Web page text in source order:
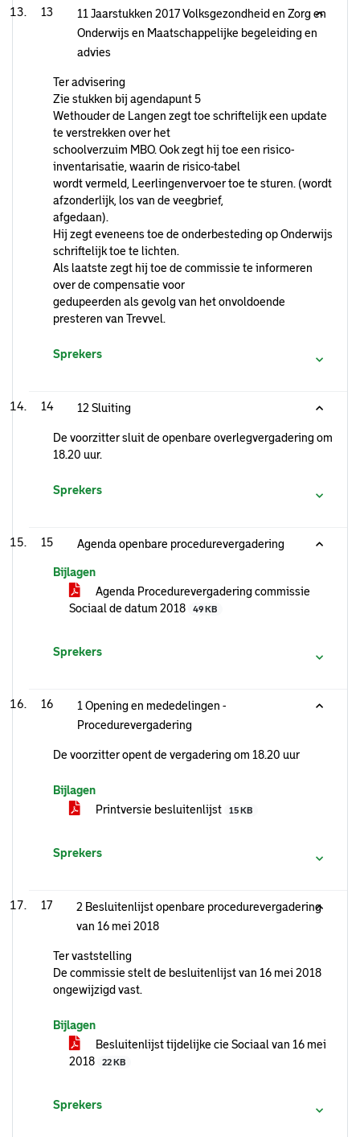
13
11 Jaarstukken 2017 Volksgezondheid en Zorg en
Onderwijs en Maatschappelijke begeleiding en
advies
Ter advisering
Zie stukken bij agendapunt 5
Wethouder de Langen zegt toe schriftelijk een update
te verstrekken over het
schoolverzuim MBO. Ook zegt hij toe een risico-
inventarisatie, waarin de risico-tabel
wordt vermeld, Leerlingenvervoer toe te sturen. (wordt
afzonderlijk, los van de veegbrief,
afgedaan).
Hij zegt eveneens toe de onderbesteding op Onderwijs
schriftelijk toe te lichten.
Als laatste zegt hij toe de commissie te informeren
over de compensatie voor
gedupeerden als gevolg van het onvoldoende
presteren van Trevvel.
Sprekers
14 12 Sluiting
De voorzitter sluit de openbare overlegvergadering om
18.20 uur.
Sprekers
15 Agenda openbare procedurevergadering
Bijlagen
Agenda Procedurevergadering commissie
Sociaal de datum 2018
49 KB
Sprekers
16
1 Opening en mededelingen -
Procedurevergadering
De voorzitter opent de vergadering om 18.20 uur
Bijlagen
Printversie besluitenlijst
15 KB
Sprekers
17
2 Besluitenlijst openbare procedurevergadering
van 16 mei 2018
Ter vaststelling
De commissie stelt de besluitenlijst van 16 mei 2018
ongewijzigd vast.
Bijlagen
Besluitenlijst tijdelijke cie Sociaal van 16 mei
2018
22 KB
Sprekers